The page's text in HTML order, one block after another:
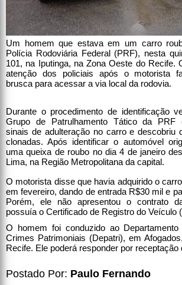
Um homem que estava em um carro
Polícia Rodoviária Federal (PRF), nesta
101, na Iputinga, na Zona Oeste do Recife.
atenção dos policiais após o motorista
brusca para acessar a via local da rodovia.
Durante o procedimento de identificação
Grupo de Patrulhamento Tático da PRF
sinais de adulteração no carro e descobriu
clonadas. Após identificar o automóvel
uma queixa de roubo no dia 4 de janeiro
Lima, na Região Metropolitana da capital.
O motorista disse que havia adquirido o
em fevereiro, dando de entrada R$30 mil e
Porém, ele não apresentou o contrato
possuía o Certificado de Registro do Veículo
O homem foi conduzido ao
Crimes Patrimoniais (Depatri), em
Recife. Ele poderá responder por receptação
Postado Por: Paulo Fernando